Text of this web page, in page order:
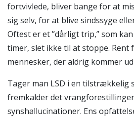
fortvivlede, bliver bange for at
sig selv, for at blive sindssyge
Oftest er et ”dårligt trip,” som
timer, slet ikke til at stoppe. Rent
mennesker, der aldrig kommer
Tager man LSD i en tilstrækkelig
fremkalder det
synshallucinationer. Ens